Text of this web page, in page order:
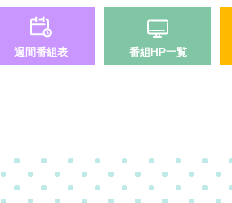
週間番組表 番組HP一覧